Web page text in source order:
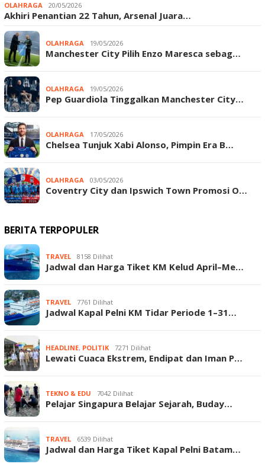
OLAHRAGA 20/05/2026
Akhiri Penantian 22 Tahun, Arsenal Juara…
OLAHRAGA 19/05/2026
Manchester City Pilih Enzo Maresca sebag…
OLAHRAGA 19/05/2026
Pep Guardiola Tinggalkan Manchester City…
OLAHRAGA 17/05/2026
Chelsea Tunjuk Xabi Alonso, Pimpin Era B…
OLAHRAGA 03/05/2026
Coventry City dan Ipswich Town Promosi O…
BERITA TERPOPULER
TRAVEL 8158 Dilihat
Jadwal dan Harga Tiket KM Kelud April–Me…
TRAVEL 7761 Dilihat
Jadwal Kapal Pelni KM Tidar Periode 1–31…
HEADLINE, POLITIK 7271 Dilihat
Lewati Cuaca Ekstrem, Endipat dan Iman P…
TEKNO & EDU 7042 Dilihat
Pelajar Singapura Belajar Sejarah, Buday…
TRAVEL 6539 Dilihat
Jadwal dan Harga Tiket Kapal Pelni Batam…